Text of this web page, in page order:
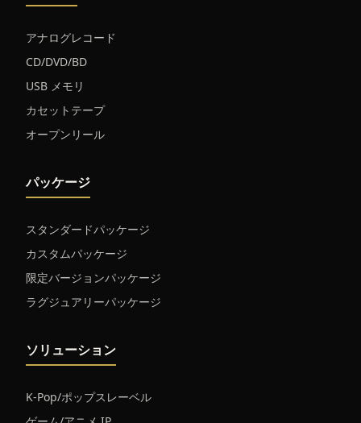
アナログレコード
CD/DVD/BD
USB メモリ
カセットテープ
オープンリール
パッケージ
スタンダードパッケージ
カスタムパッケージ
限定バージョンパッケージ
ラグジュアリーパッケージ
ソリューション
K-Pop/ポップスレーベル